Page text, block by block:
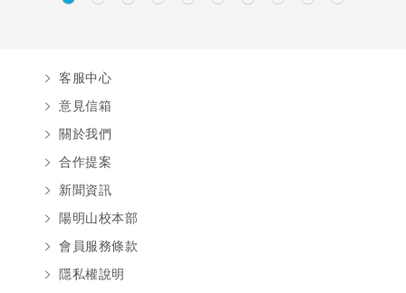
客服中心
意見信箱
關於我們
合作提案
新聞資訊
陽明山校本部
會員服務條款
隱私權說明